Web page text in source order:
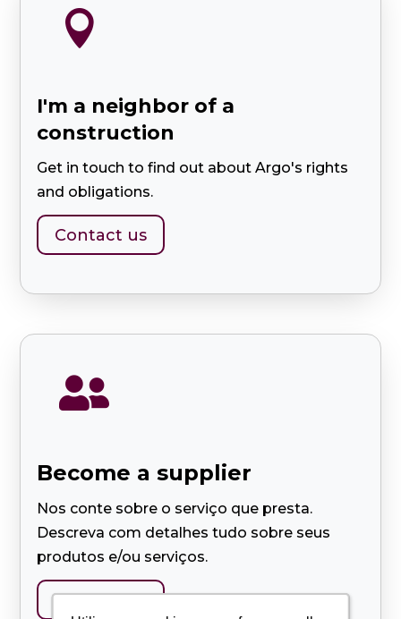

I'm a neighbor of a
construction
Get in touch to find out about Argo's rights
and obligations.
Contact us

Become a supplier
Nos conte sobre o serviço que presta.
Descreva com detalhes tudo sobre seus
produtos e/ou serviços.
Contact us